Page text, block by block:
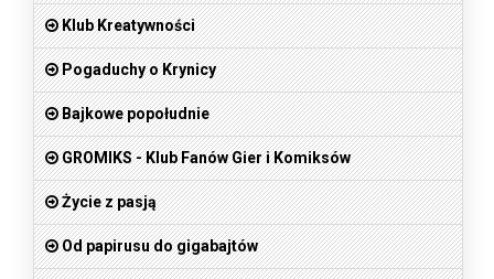
Klub Kreatywności
Pogaduchy o Krynicy
Bajkowe popołudnie
GROMIKS - Klub Fanów Gier i Komiksów
Życie z pasją
Od papirusu do gigabajtów